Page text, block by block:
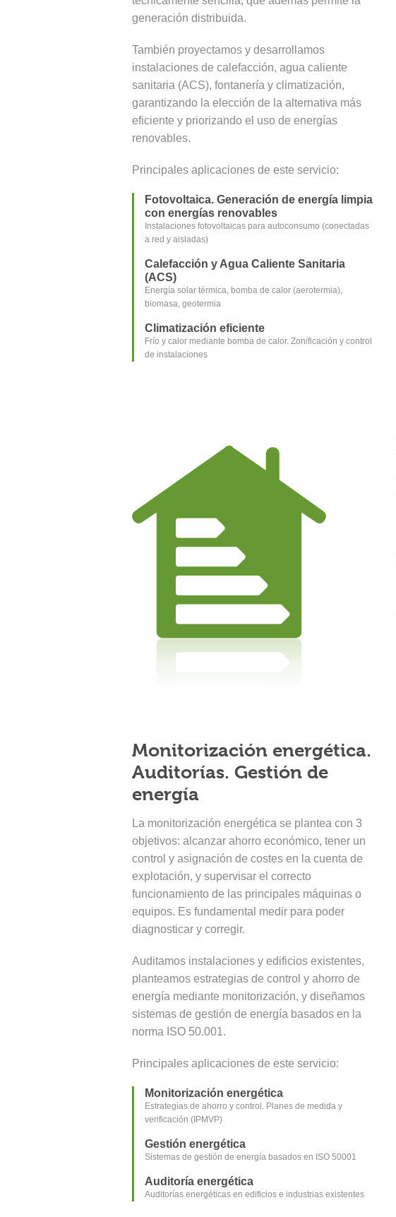
generación distribuida.
También proyectamos y desarrollamos
instalaciones de calefacción, agua caliente
sanitaria (ACS), fontanería y climatización,
garantizando la elección de la alternativa más
eficiente y priorizando el uso de energías
renovables.
Principales aplicaciones de este servicio:
Fotovoltaica. Generación de energía limpia
con energías renovables
Instalaciones fotovoltaicas para autoconsumo (conectadas
a red y aisladas)
Calefacción y Agua Caliente Sanitaria
(ACS)
Energía solar térmica, bomba de calor (aerotermia),
biomasa, geotermia
Climatización eficiente
Frío y calor mediante bomba de calor. Zonificación y control
de instalaciones
Monitorización energética.
Auditorías. Gestión de
energía
La monitorización energética se plantea con 3
objetivos: alcanzar ahorro económico, tener un
control y asignación de costes en la cuenta de
explotación, y supervisar el correcto
funcionamiento de las principales máquinas o
equipos. Es fundamental medir para poder
diagnosticar y corregir.
Auditamos instalaciones y edificios existentes,
planteamos estrategias de control y ahorro de
energía mediante monitorización, y diseñamos
sistemas de gestión de energía basados en la
norma ISO 50.001.
Principales aplicaciones de este servicio:
Monitorización energética
Estrategias de ahorro y control. Planes de medida y
verificación (IPMVP)
Gestión energética
Sistemas de gestión de energía basados en ISO 50001
Auditoría energética
Auditorías energéticas en edificios e industrias existentes